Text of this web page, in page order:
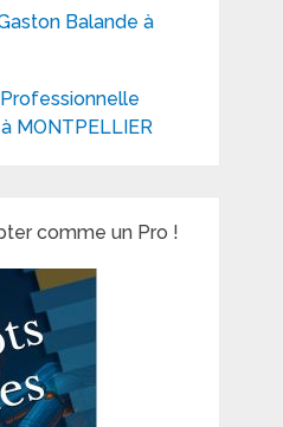
Balande à
MONTPELLIER
comme un Pro !